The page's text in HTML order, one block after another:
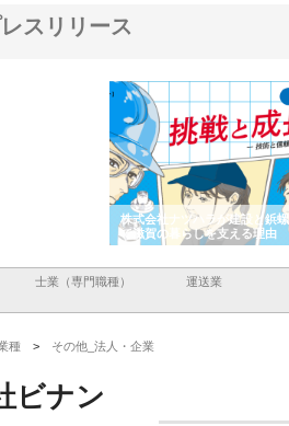
スリリース
株式会社ナツハラが建設と鋲螺
で滋賀の暮らしを支える理由
士業（専門職種） 運送業
種 > その他_法人・企業
ビナン